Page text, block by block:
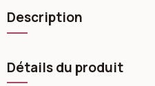
Description
Détails du produit